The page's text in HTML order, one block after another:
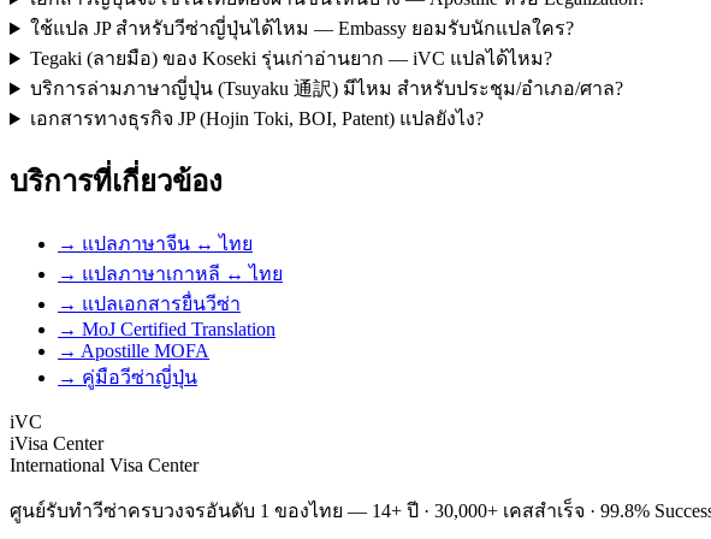
ใช้แปล JP สำหรับวีซ่าญี่ปุ่นได้ไหม — Embassy ยอมรับนักแปลใคร?
Tegaki (ลายมือ) ของ Koseki รุ่นเก่าอ่านยาก — iVC แปลได้ไหม?
บริการล่ามภาษาญี่ปุ่น (Tsuyaku 通訳) มีไหม สำหรับประชุม/อำเภอ/ศาล?
เอกสารทางธุรกิจ JP (Hojin Toki, BOI, Patent) แปลยังไง?
บริการที่เกี่ยวข้อง
→ แปลภาษาจีน ↔ ไทย
→ แปลภาษาเกาหลี ↔ ไทย
→ แปลเอกสารยื่นวีซ่า
→ MoJ Certified Translation
→ Apostille MOFA
→ คู่มือวีซ่าญี่ปุ่น
iVC
iVisa Center
International Visa Center
ศูนย์รับทำวีซ่าครบวงจรอันดับ 1 ของไทย — 14+ ปี · 30,000+ เคสสำเร็จ · 99.8%